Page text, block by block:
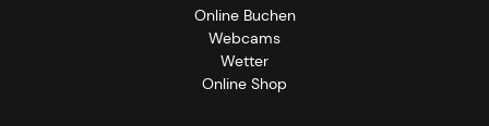
Online Buchen
Webcams
Wetter
Online Shop